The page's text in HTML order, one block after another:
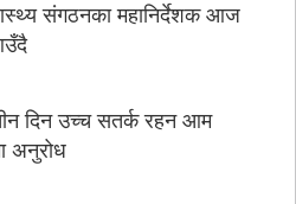
संगठनका महानिर्देशक आज
दिन उच्च सतर्क रहन आम
अनुरोध